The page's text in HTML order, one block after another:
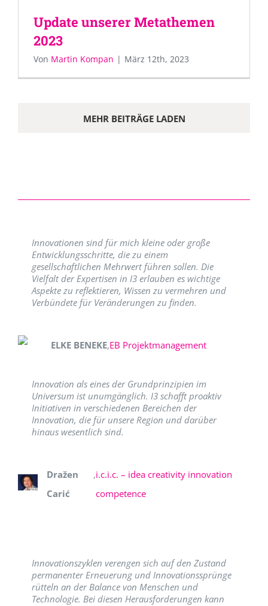
Update unserer Metathemen
2023
Von Martin Kompan | März 12th, 2023
MEHR BEITRÄGE LADEN
Innovationen sind für mich kleine oder große
Entwicklungsschritte, die zu einem
gesellschaftlichen Mehrwert führen sollen. Die
Vielfalt der Expertisen in I3 erlauben es wichtige
Aspekte zu reflektieren, Wissen zu vermehren und
Verbündete für Veränderungen zu finden.
ELKE BENEKE,EB Projektmanagement
Innovation als eines der Grundprinzipien im
Universum ist unumgänglich. I3 schafft proaktiv
Initiativen in verschiedenen Bereichen der
Innovation, die für unsere Region und darüber
hinaus wesentlich sind.
Dražen
Carić
,i.c.i.c. – idea creativity innovation
competence
Innovationszyklen verengen sich auf den Zustand
permanenter Erneuerung und Innovationssprünge
rütteln an der Balance von Menschen und
Technologie. Bei diesen Herausforderungen kann